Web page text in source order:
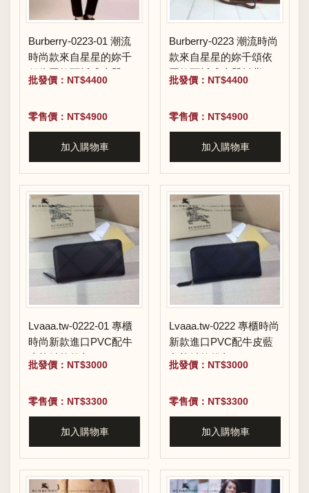
Burberry-0223-01 潮流
時尚款來自星星的妳千
頌依同款可拆式皮質斜
背帶水桶包
批發價：NT$4400
零售價：NT$4900
加入購物車
Burberry-0223 潮流時尚
款來自星星的妳千頌依
同款可拆式皮質斜背帶
水桶包
批發價：NT$4400
零售價：NT$4900
加入購物車
Lvaaa.tw-0222-01 專櫃
時尚新款進口PVC配牛
皮拉鏈款錢包
批發價：NT$3000
零售價：NT$3300
加入購物車
Lvaaa.tw-0222 專櫃時尚
新款進口PVC配牛皮藍
色拉鏈款錢包
批發價：NT$3000
零售價：NT$3300
加入購物車